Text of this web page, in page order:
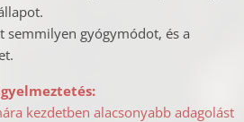
semmilyen gyógymódot, és a
kezdetben alacsonyabb adagolást